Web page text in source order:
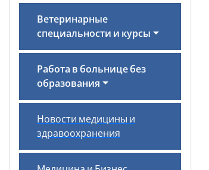
Ветеринарные
специальности и курсы
Работа в больнице без
образования
Новости медицины и
здравоохранения